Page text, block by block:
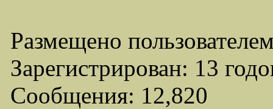
Размещено
Зарегистрирован: 13
Сообщения: 12,820